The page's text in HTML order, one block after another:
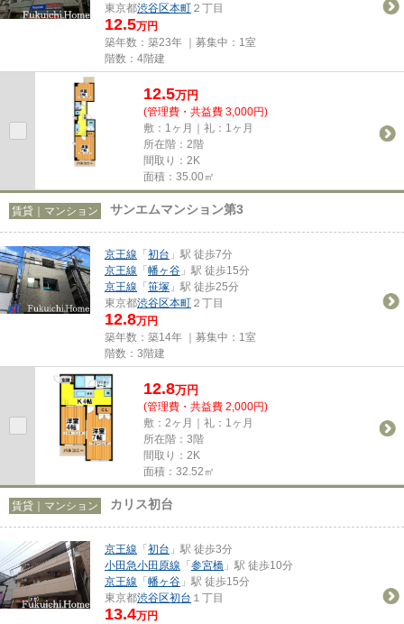
東京都渋谷区本町 ２丁目
12.5万円
築年数：築23年 ｜募集中： 1室
階数：4階建
12.5万円
(管理費・共益費 3,000円)
敷：1ヶ月｜礼：1ヶ月
所在階：2階
間取り：2K
面積：35.00㎡
賃貸｜マンション サンエムマンション第3
京王線 「初台 」駅 徒歩7分
京王線 「幡ヶ谷 」駅 徒歩15分
京王線 「笹塚 」駅 徒歩25分
東京都渋谷区本町 ２丁目
12.8万円
築年数：築14年 ｜募集中： 1室
階数：3階建
12.8万円
(管理費・共益費 2,000円)
敷：2ヶ月｜礼：1ヶ月
所在階：3階
間取り：2K
面積：32.52㎡
賃貸｜マンション カリス初台
京王線 「初台 」駅 徒歩3分
小田急小田原線 「参宮橋 」駅 徒歩10分
京王線 「幡ヶ谷 」駅 徒歩15分
東京都渋谷区初台 １丁目
13.4万円